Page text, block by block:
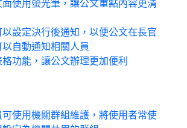
面使用螢光筆，讓公文重點內容更清
以設定決行後通知，以便公文在長官
以自動通知相關人員
功能，讓公文辦理更加便利
可使用機關群組維護，將使用者常使